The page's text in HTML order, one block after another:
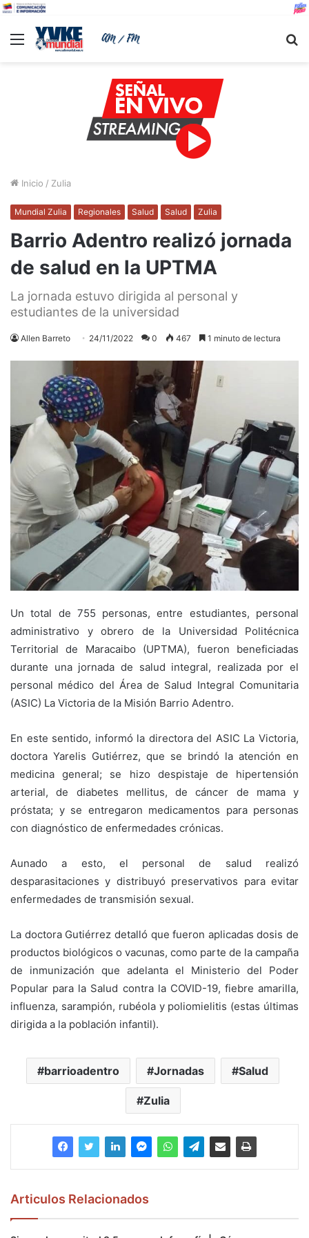
Menu
Inicio / Zulia
Mundial Zulia Regionales Salud Salud Zulia
Barrio Adentro realizó jornada
de salud en la UPTMA
La jornada estuvo dirigida al personal y
estudiantes de la universidad
Allen Barreto 24/11/2022 0 467 1 minuto de lectura
Un total de 755 personas, entre estudiantes, personal
administrativo y obrero de la Universidad Politécnica
Territorial de Maracaibo (UPTMA), fueron beneficiadas
durante una jornada de salud integral, realizada por el
personal médico del Área de Salud Integral Comunitaria
(ASIC) La Victoria de la Misión Barrio Adentro.
En este sentido, informó la directora del ASIC La Victoria,
doctora Yarelis Gutiérrez, que se brindó la atención en
medicina general; se hizo despistaje de hipertensión
arterial, de diabetes mellitus, de cáncer de mama y
próstata; y se entregaron medicamentos para personas
con diagnóstico de enfermedades crónicas.
Aunado a esto, el personal de salud realizó
desparasitaciones y distribuyó preservativos para evitar
enfermedades de transmisión sexual.
La doctora Gutiérrez detalló que fueron aplicadas dosis de
productos biológicos o vacunas, como parte de la campaña
de inmunización que adelanta el Ministerio del Poder
Popular para la Salud contra la COVID-19, fiebre amarilla,
influenza, sarampión, rubéola y poliomielitis (estas últimas
dirigida a la población infantil).
barrioadentro Jornadas Salud
Zulia
Articulos Relacionados